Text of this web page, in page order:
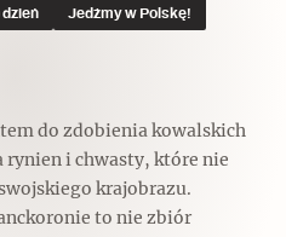
Indiana Jones
smak
Muzeum Techniki
dzień Jedźmy w Polskę!
do zdobienia kowalskich
rynien i chwasty, które nie
krajobrazu.
to nie zbiór